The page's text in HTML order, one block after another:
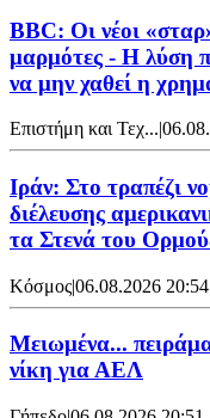
BBC: Οι νέοι
μαρμότες - Η λύση
να μην χαθεί η
Επιστήμη και Τεχ...|
Ιράν: Στο τραπέζι
διέλευσης
τα Στενά του
Κόσμος|06.08.2026 20:54
Μειωμένα...
νίκη για ΑΕΛ